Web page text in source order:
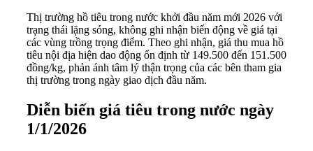
Thị trường hồ tiêu trong nước khởi đầu năm mới 2026 với
trạng thái lặng sóng, không ghi nhận biến động về giá tại
các vùng trồng trọng điểm. Theo ghi nhận, giá thu mua hồ
tiêu nội địa hiện dao động ổn định từ 149.500 đến 151.500
đồng/kg, phản ánh tâm lý thận trọng của các bên tham gia
thị trường trong ngày giao dịch đầu năm.
Diễn biến giá tiêu trong nước ngày
1/1/2026